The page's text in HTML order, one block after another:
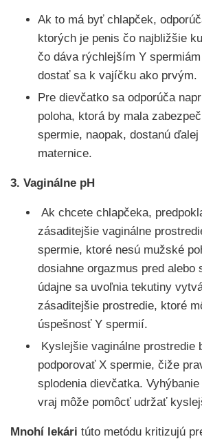
Ak to má byť chlapček,
ktorých je penis čo najbližšie
čo dáva rýchlejším Y
dostať sa k vajíčku ako prvým.
Pre dievčatko sa odporúča
poloha, ktorá by mala
spermie, naopak, dostanú
maternice.
3. Vaginálne pH
Ak chcete chlapčeka,
zásaditejšie vaginálne
spermie, ktoré nesú mužské
dosiahne orgazmus pred alebo
údajne sa uvoľnia tekutiny
zásaditejšie prostredie, ktoré
úspešnosť Y spermií.
Kyslejšie vaginálne prostredie
podporovať X spermie, čiže
splodenia dievčatka.
vraj môže pomôcť udržať
Mnohí lekári túto metódu kritizujú